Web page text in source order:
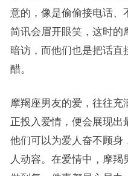
意的，像是偷偷接电话、
简讯会眉开眼笑，这时的
暗访，而他们也是把话直
醋。
摩羯座男友的爱，往往
正投入爱情，便会展现出
他们可以为爱人奋不顾身
人动容。在爱情中，摩羯